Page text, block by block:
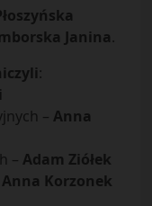
Janina.
:
– Anna
– Adam Ziółek
Anna Korzonek